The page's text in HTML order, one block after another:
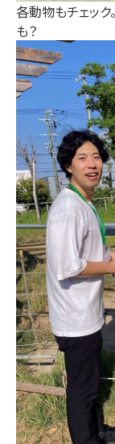
各動物もチェッ
も？